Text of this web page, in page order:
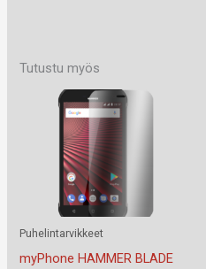
Tutustu myös
Puhelintarvikkeet
myPhone HAMMER BLADE